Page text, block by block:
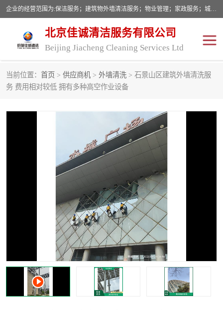
企业的经营范围为:保洁服务；建筑物外墙清洁服务；物业管理；家政服务；城市园林绿化；劳务分包；技术开发、技术转让、技术服务；销售保洁设备、卫生用品、化工产品（不含危险化学品及一类易制毒化学品）、日用品、办公设备、建筑材料、装饰材料；图文设计；清洁服务（不含餐具消毒）；中央空调维修；工程设计；施工总承包；专业承包。
北京佳诚清洁服务有限公司
Beijing Jiacheng Cleaning Services Ltd
当前位置： 首页 > 供应商机 > 外墙清洗 > 石景山区建筑外墙清洗服
务 费用相对较低 拥有多种高空作业设备
外墙清洗 开荒保洁
开荒保洁 保洁服务
建筑物外墙维修